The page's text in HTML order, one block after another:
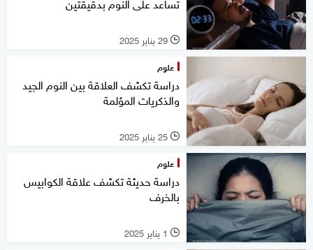
l 29 يناير 2025
علوم
دراسة تكشف العلاقة بين النوم الجيد
والذكريات المؤلمة
l 25 يناير 2025
علوم
دراسة حديثة تكشف علاقة الكوابيس
بالخرف
l 1 يناير 2025